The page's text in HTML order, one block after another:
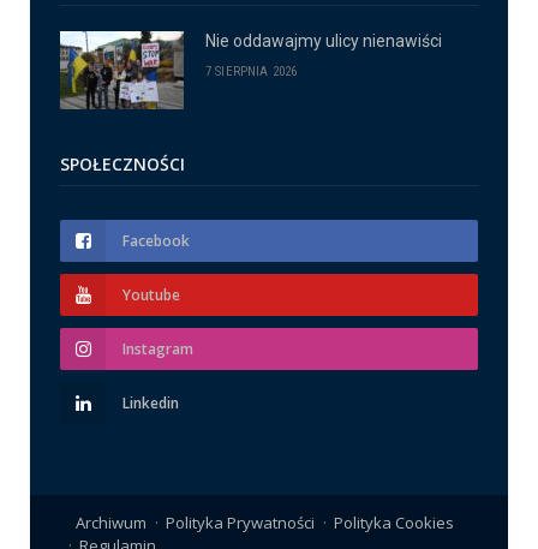
Nie oddawajmy ulicy nienawiści
7 SIERPNIA 2026
SPOŁECZNOŚCI
Facebook
Youtube
Instagram
Linkedin
Archiwum Polityka Prywatności
Polityka Cookies